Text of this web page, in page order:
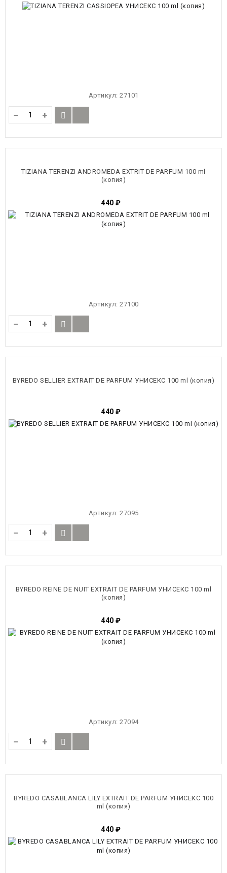
Артикул: 27101
− +
TIZIANA TERENZI ANDROMEDA EXTRIT DE PARFUM 100 ml
(копия)
440 ₽
Артикул: 27100
− +
BYREDO SELLIER EXTRAIT DE PARFUM УНИСЕКС 100 ml (копия)
440 ₽
Артикул: 27095
− +
BYREDO REINE DE NUIT EXTRAIT DE PARFUM УНИСЕКС 100 ml
(копия)
440 ₽
Артикул: 27094
− +
BYREDO CASABLANCA LILY EXTRAIT DE PARFUM УНИСЕКС 100
ml (копия)
440 ₽